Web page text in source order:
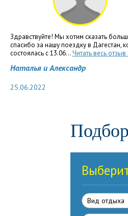
Здравствуйте! Мы хотим сказать
спасибо за нашу поездку в Дагестан,
состоялась с 13.06...Читать весь отзыв
Наталья и Александр
25.06.2022
Вид отдыха